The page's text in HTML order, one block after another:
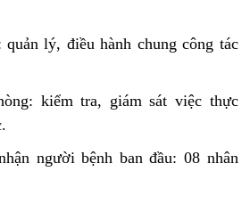
lý, điều hành chung công tác
kiểm tra, giám sát việc thực
người bệnh ban đầu: 08 nhân